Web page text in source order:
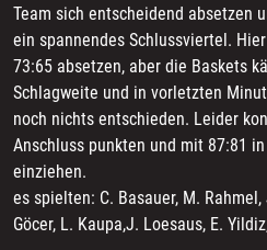
Team sich entscheidend absetzen
ein spannendes Schlussviertel.
73:65 absetzen, aber die Baskets
Schlagweite und in vorletzten
noch nichts entschieden. Leider
Anschluss punkten und mit 87:81
einziehen.
es spielten: C. Basauer, M.
Göcer, L. Kaupa,J. Loesaus, E.